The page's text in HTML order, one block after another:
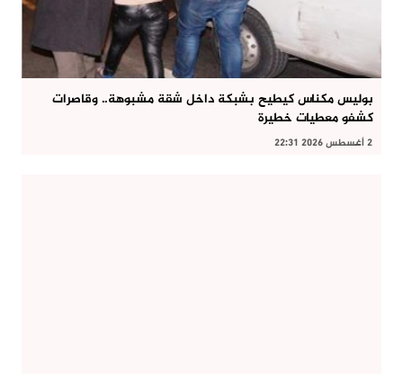
بوليس مكناس كيطيح بشبكة داخل شقة مشبوهة.. وقاصرات
كشفو معطيات خطيرة
2 أغسطس 2026 22:31